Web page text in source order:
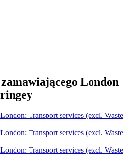
London
Transport services (excl. Waste
Transport services (excl. Waste
Transport services (excl. Waste